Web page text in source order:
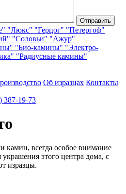
"Люкс" "Герцог" "Петергоф"
"Соловьи" "Ажур"
"Био-камины" "Электро-
"Радиусные камины"
Об изразцах Контакты
387-19-73
камин, всегда особое внимание
этого центра дома, с
изразцы.